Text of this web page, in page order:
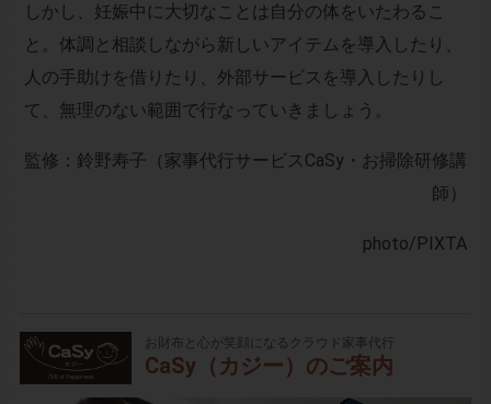
しかし、妊娠中に大切なことは自分の体をいたわるこ
と。体調と相談しながら新しいアイテムを導入したり、
人の手助けを借りたり、外部サービスを導入したりし
て、無理のない範囲で行なっていきましょう。
監修：鈴野寿子（家事代行サービスCaSy・お掃除研修講
師）
photo/PIXTA
お財布と心が笑顔になるクラウド家事代行
CaSy（カジー）のご案内